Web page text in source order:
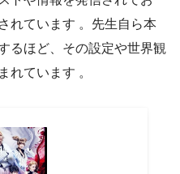
れています 。先生自ら本
るほど、その設定や世界観
れています 。